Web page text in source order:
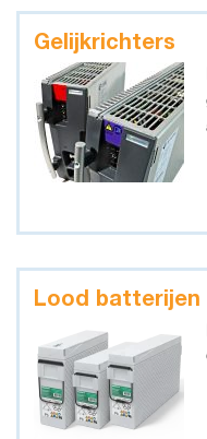
Gelijkrichters
Lood batterijen